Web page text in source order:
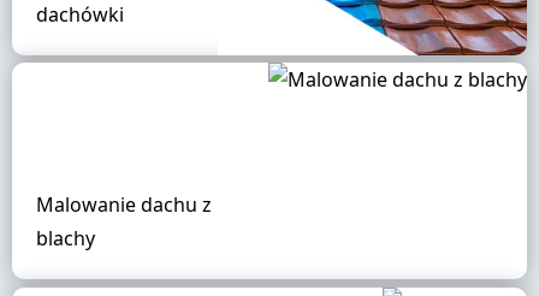
dachówki
Malowanie dachu z
blachy